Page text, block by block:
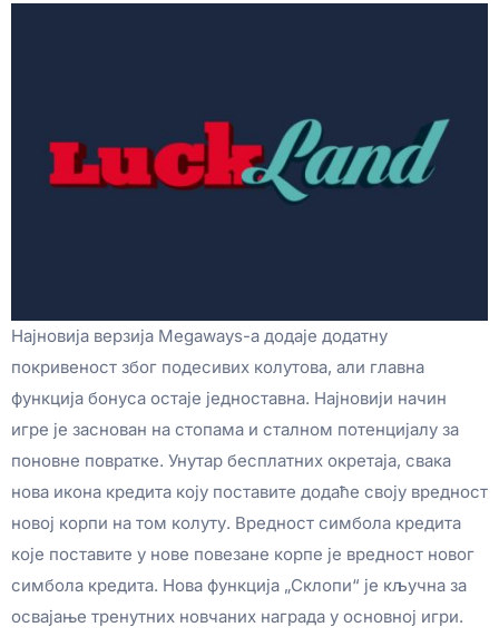
Најновија верзија Megaways-а додаје додатну
покривеност због подесивих колутова, али главна
функција бонуса остаје једноставна. Најновији начин
игре је заснован на стопама и сталном потенцијалу за
поновне повратке. Унутар бесплатних окретаја, свака
нова икона кредита коју поставите додаће своју вредност
новој корпи на том колуту. Вредност симбола кредита
које поставите у нове повезане корпе је вредност новог
симбола кредита. Нова функција „Склопи“ је кључна за
освајање тренутних новчаних награда у основној игри.